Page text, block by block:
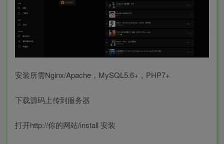
安装所需Nginx/Apache，MySQL5.6+，PHP7+
下载源码上传到服务器
打开http://你的网站/install 安装